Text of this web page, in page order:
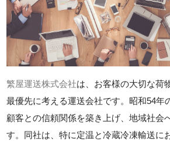
繁屋運送株式会社は、お客様の大切な荷
最優先に考える運送会社です。昭和54年
顧客との信頼関係を築き上げ、地域社会
す。同社は、特に定温と冷蔵冷凍輸送に